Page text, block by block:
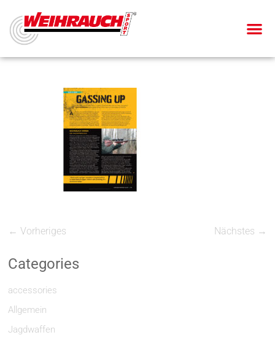
← Vorheriges Nächstes →
Categories
accessories
Allgemein
Jagdwaffen